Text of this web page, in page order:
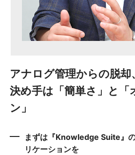
アナログ管理からの脱却、
決め手は「簡単さ」と「
ン」
まずは『Knowledge Suite』
リケーションを